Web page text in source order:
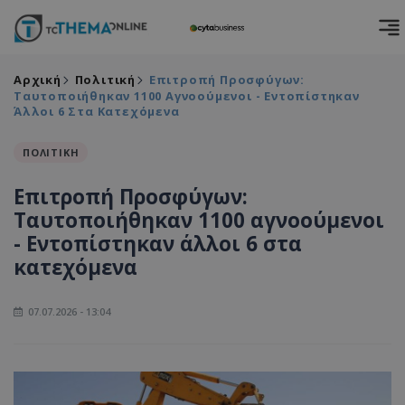
Αρχική Πολιτική
Επιτροπή Προσφύγων:
Ταυτοποιήθηκαν 1100 Αγνοούμενοι - Εντοπίστηκαν
Άλλοι 6 Στα Κατεχόμενα
ΠΟΛΙΤΙΚΗ
Επιτροπή Προσφύγων:
Ταυτοποιήθηκαν 1100 αγνοούμενοι
- Εντοπίστηκαν άλλοι 6 στα
κατεχόμενα
07.07.2026 - 13:04